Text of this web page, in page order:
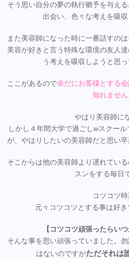
そう思い自分の夢の執行猶予を与え
出会い、色々な考えを吸収
また美容師になった時に一番話すの
美容が好きと言う特殊な環境の友人
う考えを吸収しようと思っ
ここがあるので未だにお客様とする
知れません
やはり美容師に
しかし４年間大学で過ごしwスクー
が、やはりしたいの美容師だと思い
そこからは他の美容師より遅れてい
スンをする毎日
コツコツ
元々コツコツとする事は好
【コツコツ頑張ったらい
そんな事を思い頑張っていました。
はないのですがただそれは